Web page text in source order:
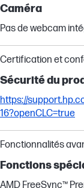
Caméra
Pas de webcam
Certification et
Sécurité du
https://
16?openCLC=true
Fonctionnalités
Fonctions
AMD FreeSync™